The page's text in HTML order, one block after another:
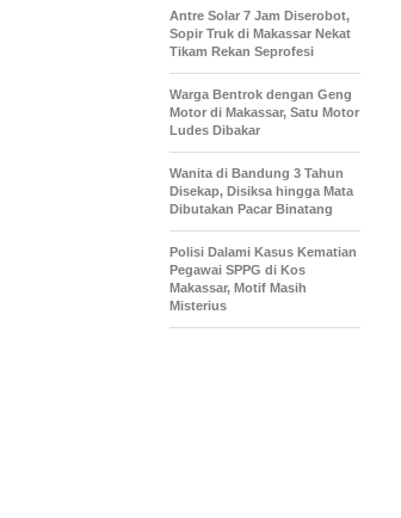
Antre Solar 7 Jam Diserobot,
Sopir Truk di Makassar Nekat
Tikam Rekan Seprofesi
Warga Bentrok dengan Geng
Motor di Makassar, Satu Motor
Ludes Dibakar
Wanita di Bandung 3 Tahun
Disekap, Disiksa hingga Mata
Dibutakan Pacar Binatang
Polisi Dalami Kasus Kematian
Pegawai SPPG di Kos
Makassar, Motif Masih
Misterius